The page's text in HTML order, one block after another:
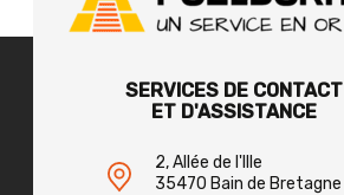
SERVICES DE CONTACT
ET D'ASSISTANCE
2, Allée de l'Ille
35470 Bain de Bretagne